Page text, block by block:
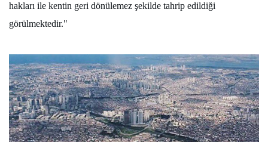
hakları ile kentin geri dönülemez şekilde tahrip edildiği
görülmektedir."